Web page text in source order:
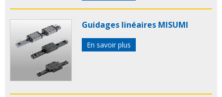
Guidages linéaires MISUMI
En savoir plus